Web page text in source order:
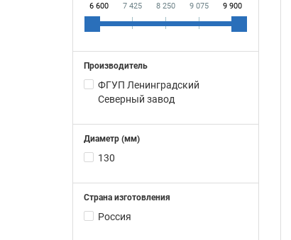
6 600 7 425 8 250 9 075 9 900
Производитель
ФГУП Ленинградский
Северный завод
Диаметр (мм)
130
Страна изготовления
Россия